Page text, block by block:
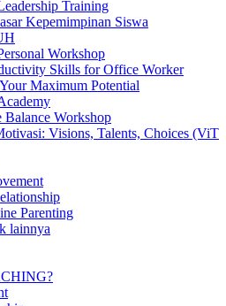
Training
Kepemimpinan Siswa
Workshop
Skills for Office Worker
Maximum Potential
Workshop
Visions, Talents, Choices (ViT
Parenting
lainnya